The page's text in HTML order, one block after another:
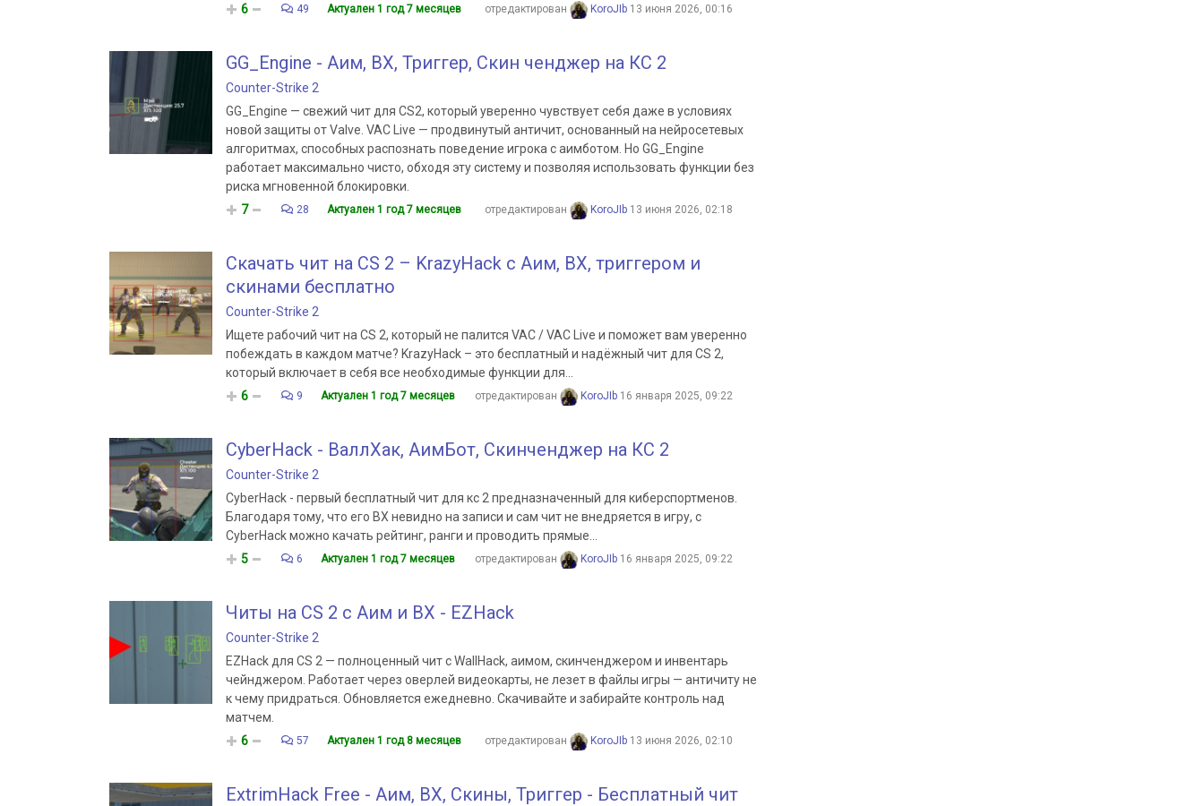
6
49 Актуален 1 год 7 месяцев отредактирован KoroJIb 13 июня 2026, 00:16
GG_Engine - Аим, ВХ, Триггер, Скин ченджер на КС 2
Counter-Strike 2
GG_Engine — свежий чит для CS2, который уверенно чувствует себя даже в условиях
новой защиты от Valve. VAC Live — продвинутый античит, основанный на нейросетевых
алгоритмах, способных распознать поведение игрока с аимботом. Но GG_Engine
работает максимально чисто, обходя эту систему и позволяя использовать функции без
риска мгновенной блокировки.
7
28 Актуален 1 год 7 месяцев отредактирован KoroJIb 13 июня 2026, 02:18
Скачать чит на CS 2 – KrazyHack с Аим, ВХ, триггером и
скинами бесплатно
Counter-Strike 2
Ищете рабочий чит на CS 2, который не палится VAC / VAC Live и поможет вам уверенно
побеждать в каждом матче? KrazyHack – это бесплатный и надёжный чит для CS 2,
который включает в себя все необходимые функции для...
6
9 Актуален 1 год 7 месяцев отредактирован KoroJIb 16 января 2025, 09:22
CyberHack - ВаллХак, АимБот, Скинченджер на КС 2
Counter-Strike 2
CyberHack - первый бесплатный чит для кс 2 предназначенный для киберспортменов.
Благодаря тому, что его ВХ невидно на записи и сам чит не внедряется в игру, с
CyberHack можно качать рейтинг, ранги и проводить прямые...
5
6 Актуален 1 год 7 месяцев отредактирован KoroJIb 16 января 2025, 09:22
Читы на CS 2 c Аим и ВХ - EZHack
Counter-Strike 2
EZHack для CS 2 — полноценный чит с WallHack, аимом, скинченджером и инвентарь
чейнджером. Работает через оверлей видеокарты, не лезет в файлы игры — античиту не
к чему придраться. Обновляется ежедневно. Скачивайте и забирайте контроль над
матчем.
6
57 Актуален 1 год 8 месяцев отредактирован KoroJIb 13 июня 2026, 02:10
ExtrimHack Free - Аим, ВХ, Скины, Триггер - Бесплатный чит